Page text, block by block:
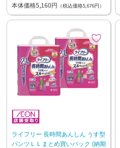
本体価格5,160円 （税込価格5,676円）
ライフリー 長時間あんしん うす型
パンツＬＬまとめ買いパック (納期